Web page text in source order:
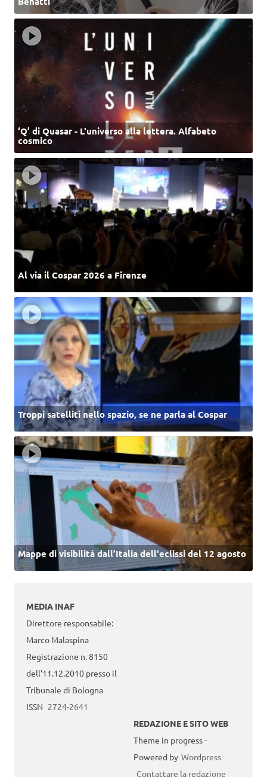
‘Q’ di Quasar - L'universo alla lettera. Alfabeto
cosmico
Al via il Cospar 2026 a Firenze
Troppi satelliti nello spazio, se ne parla al Cospar
Mappe di visibilità dall’Italia dell'eclissi del 12 agosto
MEDIA INAF
Direttore responsabile:
Marco Malaspina
Registrazione n. 8150
dell’11.12.2010 presso il
Tribunale di Bologna
ISSN 2724-2641
REDAZIONE E SITO WEB
Theme in progress -
Powered by Wordpress
Contattare la redazione